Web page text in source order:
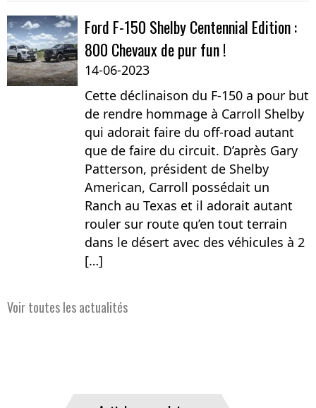
Ford F-150 Shelby Centennial Edition :
800 Chevaux de pur fun !
14-06-2023
Cette déclinaison du F-150 a pour but
de rendre hommage à Carroll Shelby
qui adorait faire du off-road autant
que de faire du circuit. D’après Gary
Patterson, président de Shelby
American, Carroll possédait un
Ranch au Texas et il adorait autant
rouler sur route qu’en tout terrain
dans le désert avec des véhicules à 2
[…]
Voir toutes les actualités